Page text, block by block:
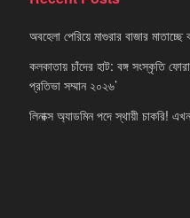
অবহেলা পেরিয়ে মাগুরার বাজার মাতাচ্ছে
কলকাতায় চাঁদের হাট: বঙ্গ সংস্কৃতি
প্রতিভা সম্মান ২০২৬’
লিনাক্স অ্যাডমিন পদে স্থায়ী চাকরি!